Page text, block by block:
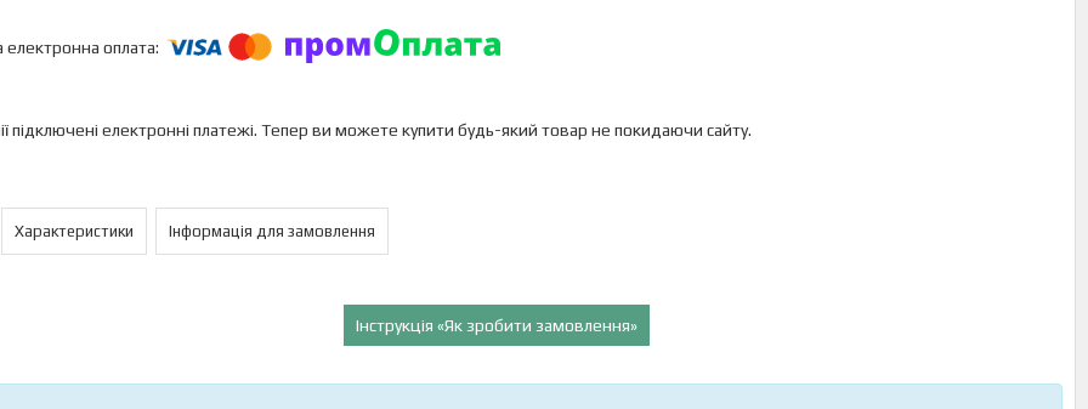
підключені електронні платежі. Тепер ви можете купити будь-який товар не покидаючи сайту.
Характеристики Інформація для замовлення
Інструкція «Як зробити замовлення»